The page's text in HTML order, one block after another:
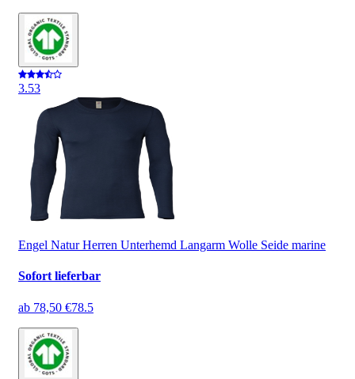
3.53
Engel Natur Herren Unterhemd Langarm Wolle Seide marine
Sofort lieferbar
ab 78,50 €78.5